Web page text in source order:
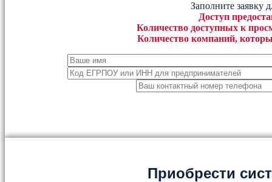
Заполните заявку
Доступ
Количество доступных к
Количество компаний,
Приобрести